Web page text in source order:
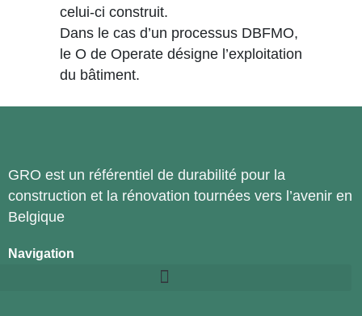
celui-ci construit.
Dans le cas d’un processus DBFMO,
le O de Operate désigne l’exploitation
du bâtiment.
GRO est un référentiel de durabilité pour la
construction et la rénovation tournées vers l’avenir en
Belgique
Navigation